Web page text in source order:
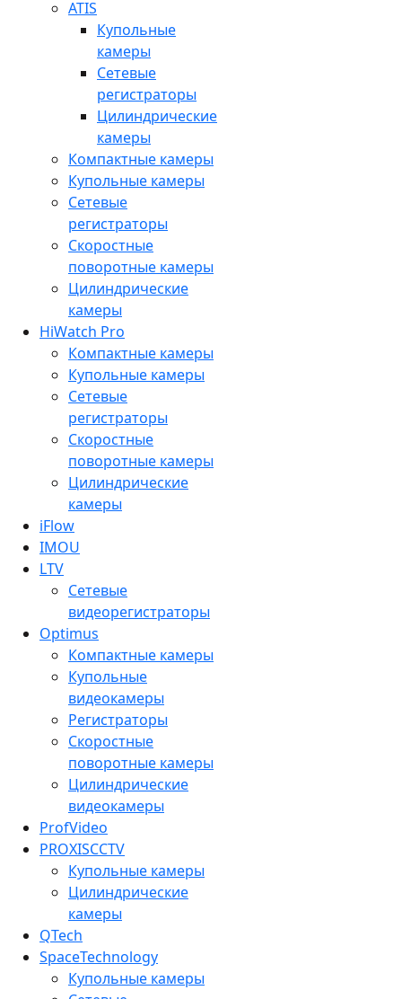
ATIS
Купольные
камеры
Сетевые
регистраторы
Цилиндрические
камеры
Компактные камеры
Купольные камеры
Сетевые
регистраторы
Скоростные
поворотные камеры
Цилиндрические
камеры
HiWatch Pro
Компактные камеры
Купольные камеры
Сетевые
регистраторы
Скоростные
поворотные камеры
Цилиндрические
камеры
iFlow
IMOU
LTV
Сетевые
видеорегистраторы
Optimus
Компактные камеры
Купольные
видеокамеры
Регистраторы
Скоростные
поворотные камеры
Цилиндрические
видеокамеры
ProfVideo
PROXISCCTV
Купольные камеры
Цилиндрические
камеры
QTech
SpaceTechnology
Купольные камеры